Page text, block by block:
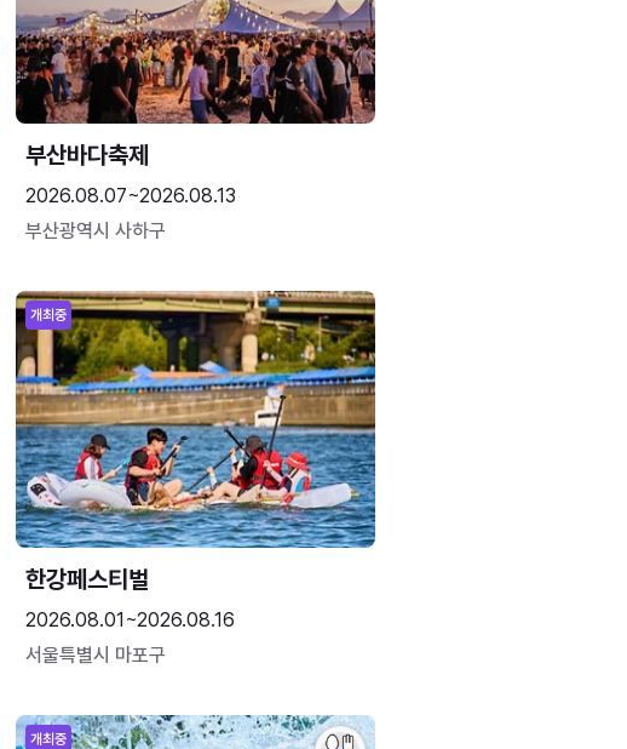
부산바다축제
2026.08.07~2026.08.13
부산광역시 사하구
개최중
한강페스티벌
2026.08.01~2026.08.16
서울특별시 마포구
개최중